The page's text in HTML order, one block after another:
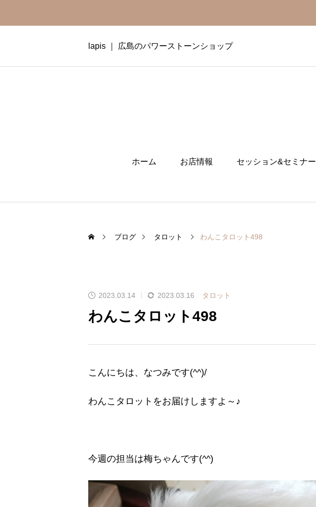
lapis ｜ 広島のパワーストーンショップ
ホーム お店情報 セッション&セミナー
ブログ タロット わんこタロット498
2023.03.14 2023.03.16 タロット
わんこタロット498
こんにちは、なつみです(^^)/
わんこタロットをお届けしますよ～♪
今週の担当は梅ちゃんです(^^)